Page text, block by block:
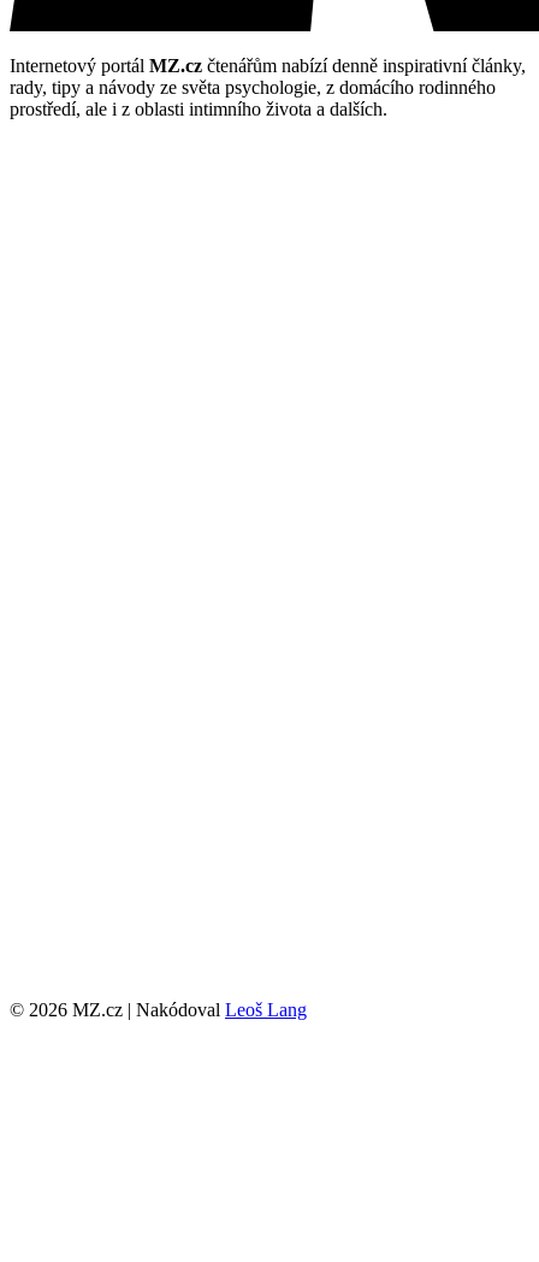
Internetový portál MZ.cz čtenářům nabízí denně inspirativní články,
rady, tipy a návody ze světa psychologie, z domácího rodinného
prostředí, ale i z oblasti intimního života a dalších.
© 2026 MZ.cz | Nakódoval Leoš Lang